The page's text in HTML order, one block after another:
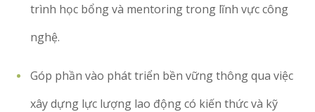
trình học bổng và mentoring trong lĩnh vực công
nghệ.
Góp phần vào phát triển bền vững thông qua việc
xây dựng lực lượng lao động có kiến thức và kỹ